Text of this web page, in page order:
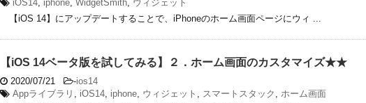
iOS14 iphone WidgetSmith ウィジェット
【iOS 14】にアップデートすることで、iPhoneのホーム画面ページにウィ ...
【iOS 14ベータ版を試してみる】２．ホーム画面のカスタマイズ★★
2020/07/21 -ios14
Appライブラリ
iOS14 iphone ウィジェット スマートスタック
ホーム画面